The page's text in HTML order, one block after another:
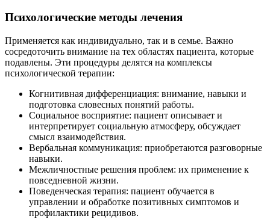
Психологические методы лечения
Применяется как индивидуально, так и в семье. Важно
сосредоточить внимание на тех областях пациента, которые
подавлены. Эти процедуры делятся на комплексы
психологической терапии:
Когнитивная дифференциация: внимание, навыки и
подготовка словесных понятий работы.
Социальное восприятие: пациент описывает и
интерпретирует социальную атмосферу, обсуждает
смысл взаимодействия.
Вербальная коммуникация: приобретаются разговорные
навыки.
Межличностные решения проблем: их применение к
повседневной жизни.
Поведенческая терапия: пациент обучается в
управлении и обработке позитивных симптомов и
профилактики рецидивов.